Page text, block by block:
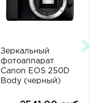
Зеркальный
фотоаппарат
Canon EOS 250D
Body (черный)